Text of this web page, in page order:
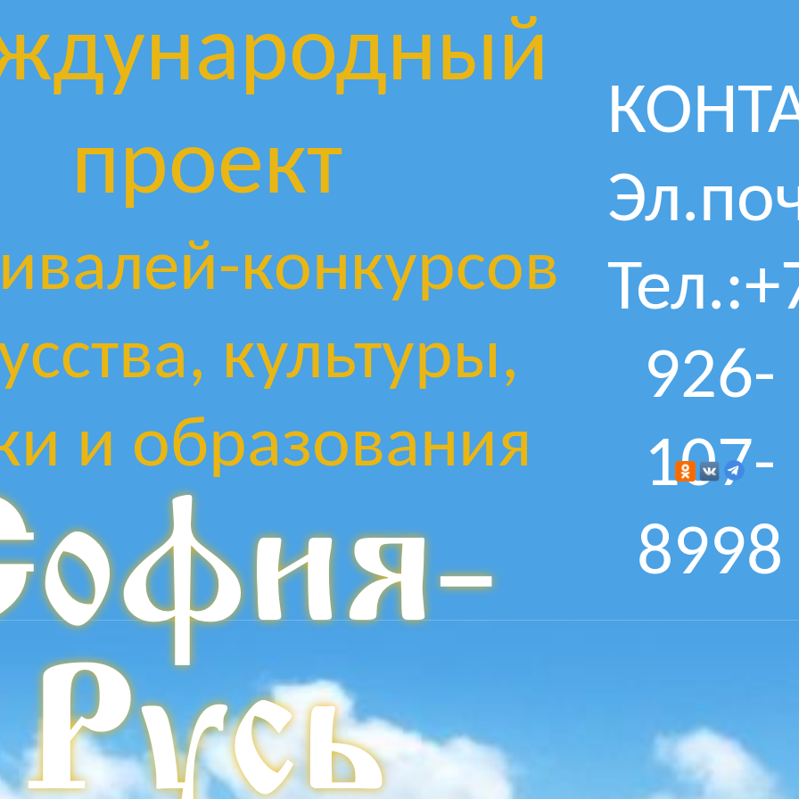
проект
конкурсов
культуры,
и образования
Русь
926-
107-
8998